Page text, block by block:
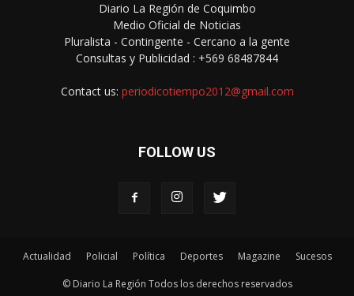
Diario La Región de Coquimbo
Medio Oficial de Noticias
Pluralista - Contingente - Cercano a la gente
Consultas y Publicidad : +569 68487844
Contact us: periodicotiempo2012@gmail.com
FOLLOW US
Actualidad Policial Política Deportes Magazine Sucesos
© Diario La Región Todos los derechos reservados